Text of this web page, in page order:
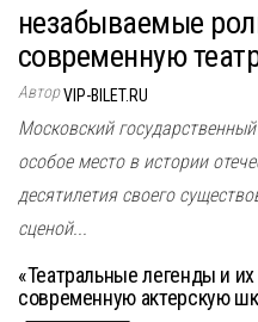
незабываемые
современную
АвторVIP-BILET.RU
Московский
особое место в истории
десятилетия своего
сценой...
«Театральные легенды и
современную актерскую